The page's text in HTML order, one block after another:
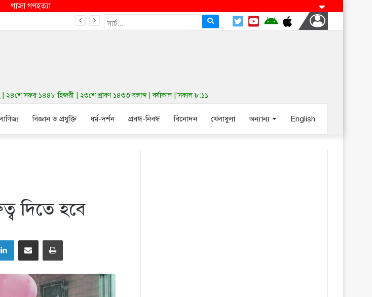
গাজা গণহত্যা
সফর ১৪৪৮ হিজরী | ২৩শে শ্রাবণ ১৪৩৩ বঙ্গাব্দ | বর্ষাকাল | সকাল ৮:১১
বিজ্ঞান ও প্রযুক্তি ধর্ম-দর্শন প্রবন্ধ-নিবন্ধ বিনোদন খেলাধুলা অন্যান্য English
দিতে হবে
LinkedInShare via Email Print